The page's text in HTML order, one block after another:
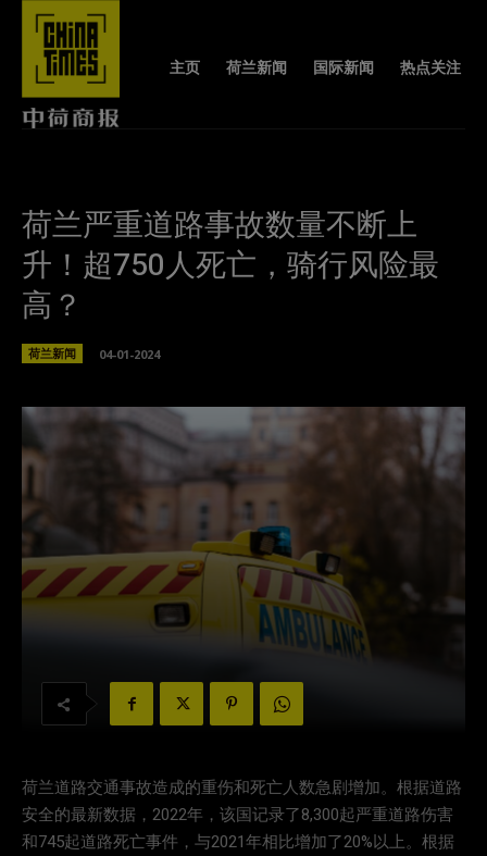
主页 荷兰新闻 国际新闻 热点关注
荷兰严重道路事故数量不断上
升！超750人死亡，骑行风险最
高？
荷兰新闻 04-01-2024
荷兰道路交通事故造成的重伤和死亡人数急剧增加。根据道路
安全的最新数据，2022年，该国记录了8,300起严重道路伤害
和745起道路死亡事件，与2021年相比增加了20%以上。根据